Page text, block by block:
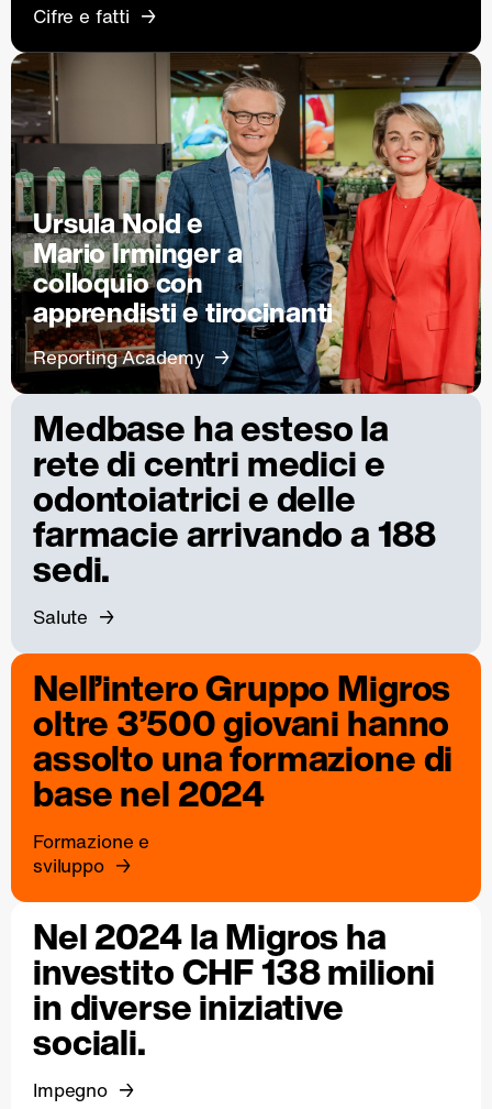
Cifre e fatti
Ursula Nold e
Mario Irminger a
colloquio con
apprendisti e tirocinanti
Reporting Academy
Medbase ha esteso la
rete di centri medici e
odontoiatrici e delle
farmacie arrivando a 188
sedi.
Salute
Nell’intero Gruppo Migros
oltre 3’500 giovani hanno
assolto una formazione di
base nel 2024
Formazione e
sviluppo
Nel 2024 la Migros ha
investito CHF 138 milioni
in diverse iniziative
sociali.
Impegno